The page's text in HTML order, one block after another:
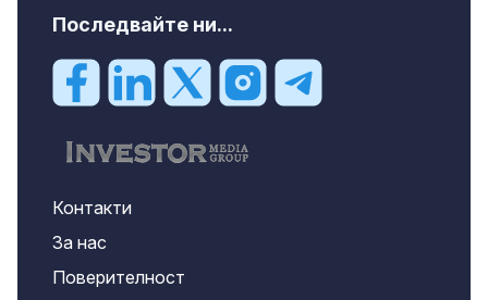
Последвайте ни...
Контакти
За нас
Поверителност